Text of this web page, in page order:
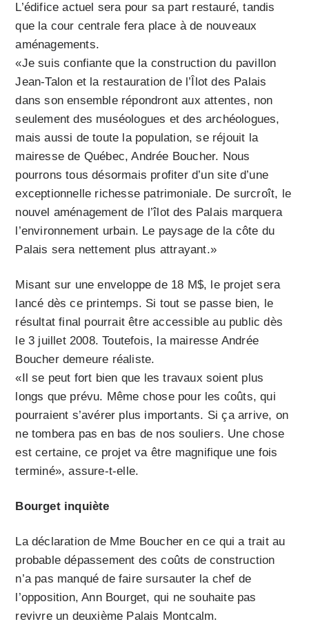
L’édifice actuel sera pour sa part restauré, tandis
que la cour centrale fera place à de nouveaux
aménagements.
«Je suis confiante que la construction du pavillon
Jean-Talon et la restauration de l’Îlot des Palais
dans son ensemble répondront aux attentes, non
seulement des muséologues et des archéologues,
mais aussi de toute la population, se réjouit la
mairesse de Québec, Andrée Boucher. Nous
pourrons tous désormais profiter d’un site d’une
exceptionnelle richesse patrimoniale. De surcroît, le
nouvel aménagement de l’îlot des Palais marquera
l’environnement urbain. Le paysage de la côte du
Palais sera nettement plus attrayant.»
Misant sur une enveloppe de 18 M$, le projet sera
lancé dès ce printemps. Si tout se passe bien, le
résultat final pourrait être accessible au public dès
le 3 juillet 2008. Toutefois, la mairesse Andrée
Boucher demeure réaliste.
«Il se peut fort bien que les travaux soient plus
longs que prévu. Même chose pour les coûts, qui
pourraient s’avérer plus importants. Si ça arrive, on
ne tombera pas en bas de nos souliers. Une chose
est certaine, ce projet va être magnifique une fois
terminé», assure-t-elle.
Bourget inquiète
La déclaration de Mme Boucher en ce qui a trait au
probable dépassement des coûts de construction
n’a pas manqué de faire sursauter la chef de
l’opposition, Ann Bourget, qui ne souhaite pas
revivre un deuxième Palais Montcalm.